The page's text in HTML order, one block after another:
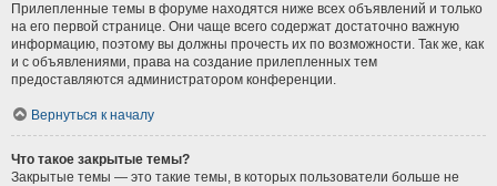
Прилепленные темы в форуме находятся ниже всех объявлений и только
на его первой странице. Они чаще всего содержат достаточно важную
информацию, поэтому вы должны прочесть их по возможности. Так же, как
и с объявлениями, права на создание прилепленных тем
предоставляются администратором конференции.
Вернуться к началу
Что такое закрытые темы?
Закрытые темы — это такие темы, в которых пользователи больше не